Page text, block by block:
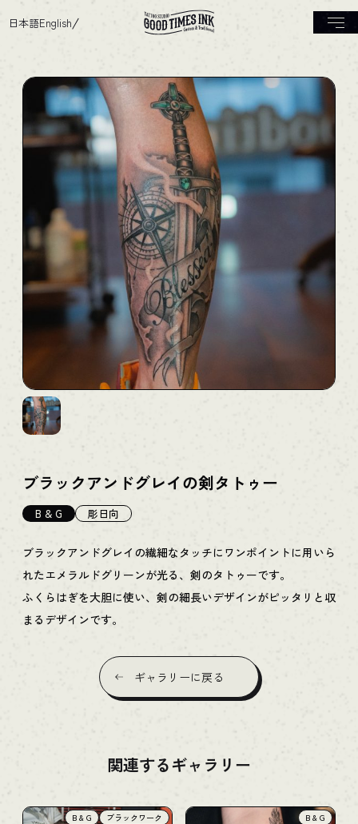
日本語English
ブラックアンドグレイの剣タトゥー
B & G 彫日向
ブラックアンドグレイの繊細なタッチにワンポイントに用いら
れたエメラルドグリーンが光る、剣のタトゥーです。
ふくらはぎを大胆に使い、剣の細長いデザインがピッタリと収
まるデザインです。
ギャラリーに戻る
関連するギャラリー
B & G ブラックワーク B & G